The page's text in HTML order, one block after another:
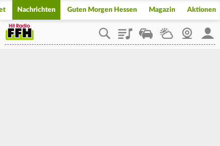
Nachrichten Guten Morgen Hessen Magazin Aktionen
PlaylistStaupilotWetterWebcam